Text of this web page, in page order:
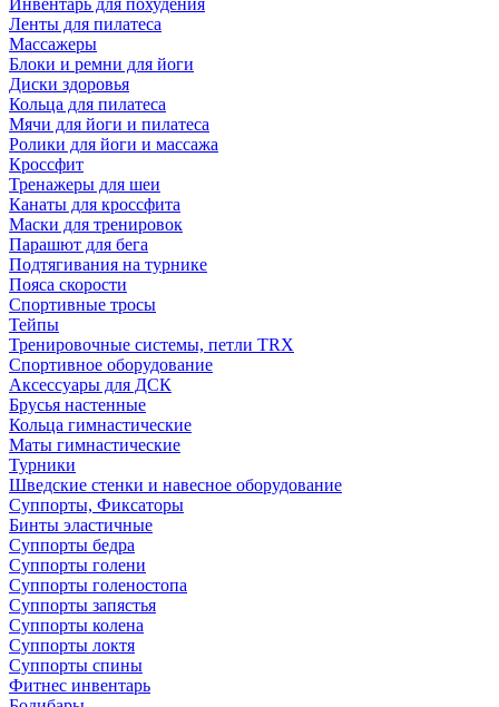
Инвентарь для похудения
Ленты для пилатеса
Массажеры
Блоки и ремни для йоги
Диски здоровья
Кольца для пилатеса
Мячи для йоги и пилатеса
Ролики для йоги и массажа
Кроссфит
Тренажеры для шеи
Канаты для кроссфита
Маски для тренировок
Парашют для бега
Подтягивания на турнике
Пояса скорости
Спортивные тросы
Тейпы
Тренировочные системы, петли TRX
Спортивное оборудование
Аксессуары для ДСК
Брусья настенные
Кольца гимнастические
Маты гимнастические
Турники
Шведские стенки и навесное оборудование
Суппорты, Фиксаторы
Бинты эластичные
Суппорты бедра
Суппорты голени
Суппорты голеностопа
Суппорты запястья
Суппорты колена
Суппорты локтя
Суппорты спины
Фитнес инвентарь